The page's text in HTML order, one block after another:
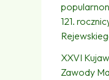
121.
XXVI
Zawody